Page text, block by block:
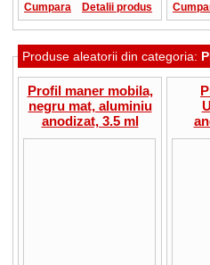
Cumpara Detalii produs
Produse aleatorii din categoria:
Profil maner mobila,
negru mat, aluminiu
anodizat, 3.5 ml